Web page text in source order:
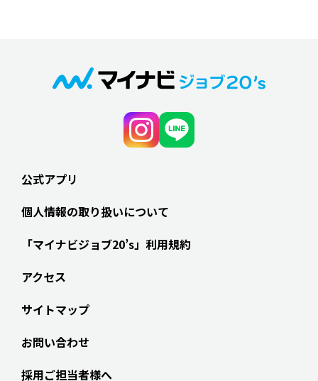
公式アプリ
個人情報の取り扱いについて
「マイナビジョブ20’s」利用規約
アクセス
サイトマップ
お問い合わせ
採用ご担当者様へ